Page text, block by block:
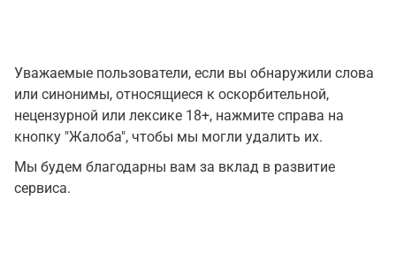
Уважаемые пользователи, если вы обнаружили слова
или синонимы, относящиеся к оскорбительной,
нецензурной или лексике 18+, нажмите справа на
кнопку "Жалоба", чтобы мы могли удалить их.
Мы будем благодарны вам за вклад в развитие
сервиса.